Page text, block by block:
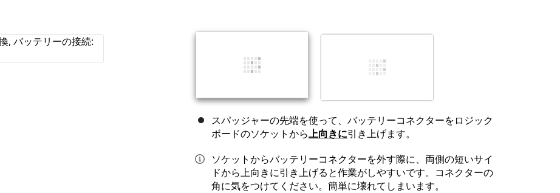
スパッジャーの先端を使って、バッテリーコネクターをロジック
ボードのソケットから上向きに引き上げます。
ソケットからバッテリーコネクターを外す際に、両側の短いサイ
ドから上向きに引き上げると作業がしやすいです。コネクターの
角に気をつけてください。簡単に壊れてしまいます。